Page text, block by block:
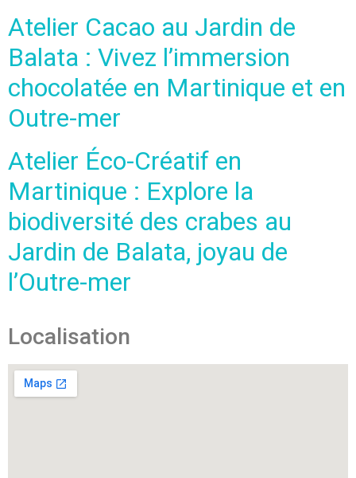
Atelier Cacao au Jardin de
Balata : Vivez l’immersion
chocolatée en Martinique et en
Outre-mer
Atelier Éco-Créatif en
Martinique : Explore la
biodiversité des crabes au
Jardin de Balata, joyau de
l’Outre-mer
Localisation